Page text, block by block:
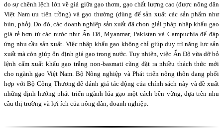
do sự chênh lệch lớn về giá giữa gạo thơm, gạo chất lượng cao (được nông dân
Việt Nam ưu tiên trồng) và gạo thường (dùng để sản xuất các sản phẩm như
bún, phở). Do đó, các doanh nghiệp sản xuất đã chọn giải pháp nhập khẩu gạo
giá rẻ hơn từ các nước như Ấn Độ, Myanmar, Pakistan và Campuchia để đáp
ứng nhu cầu sản xuất. Việc nhập khẩu gạo không chỉ giúp duy trì năng lực sản
xuất mà còn giúp ổn định giá gạo trong nước. Tuy nhiên, việc Ấn Độ vừa dỡ bỏ
lệnh cấm xuất khẩu gạo trắng non-basmati cũng đặt ra nhiều thách thức mới
cho ngành gạo Việt Nam. Bộ Nông nghiệp và Phát triển nông thôn đang phối
hợp với Bộ Công Thương để đánh giá tác động của chính sách này và đề xuất
những định hướng phát triển ngành lúa gạo một cách bền vững, dựa trên nhu
cầu thị trường và lợi ích của nông dân, doanh nghiệp.